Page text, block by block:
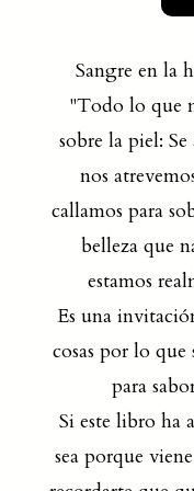
Sangre en la
"Todo lo que
sobre la piel:
nos
callamos para
belleza que
estamos
Es una
cosas por lo
para
Si este libro ha
sea porque